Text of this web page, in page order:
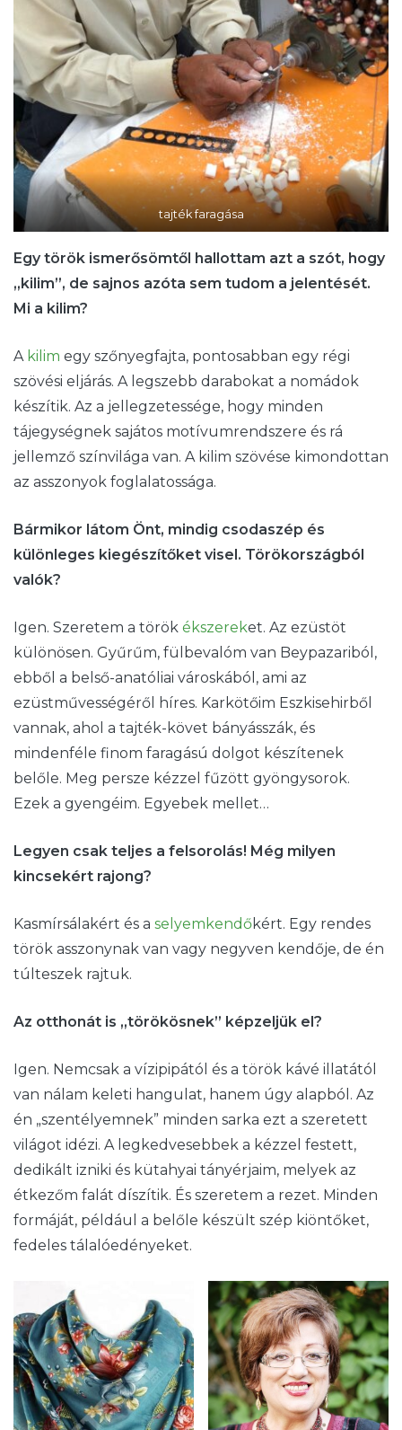
tajték faragása
Egy török ismerősömtől hallottam azt a szót, hogy
„kilim”, de sajnos azóta sem tudom a jelentését.
Mi a kilim?
A kilim egy szőnyegfajta, pontosabban egy régi
szövési eljárás. A legszebb darabokat a nomádok
készítik. Az a jellegzetessége, hogy minden
tájegységnek sajátos motívumrendszere és rá
jellemző színvilága van. A kilim szövése kimondottan
az asszonyok foglalatossága.
Bármikor látom Önt, mindig csodaszép és
különleges kiegészítőket visel. Törökországból
valók?
Igen. Szeretem a török ékszereket. Az ezüstöt
különösen. Gyűrűm, fülbevalóm van Beypazariból,
ebből a belső-anatóliai városkából, ami az
ezüstművességéről híres. Karkötőim Eszkisehirből
vannak, ahol a tajték-követ bányásszák, és
mindenféle finom faragású dolgot készítenek
belőle. Meg persze kézzel fűzött gyöngysorok.
Ezek a gyengéim. Egyebek mellet…
Legyen csak teljes a felsorolás! Még milyen
kincsekért rajong?
Kasmírsálakért és a selyemkendőkért. Egy rendes
török asszonynak van vagy negyven kendője, de én
túlteszek rajtuk.
Az otthonát is „törökösnek” képzeljük el?
Igen. Nemcsak a vízipipától és a török kávé illatától
van nálam keleti hangulat, hanem úgy alapból. Az
én „szentélyemnek” minden sarka ezt a szeretett
világot idézi. A legkedvesebbek a kézzel festett,
dedikált izniki és kütahyai tányérjaim, melyek az
étkezőm falát díszítik. És szeretem a rezet. Minden
formáját, például a belőle készült szép kiöntőket,
fedeles tálalóedényeket.